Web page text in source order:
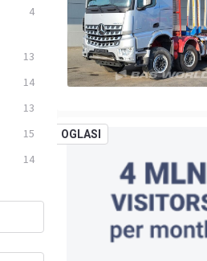
4
13
14
13
15
14
OGLASI